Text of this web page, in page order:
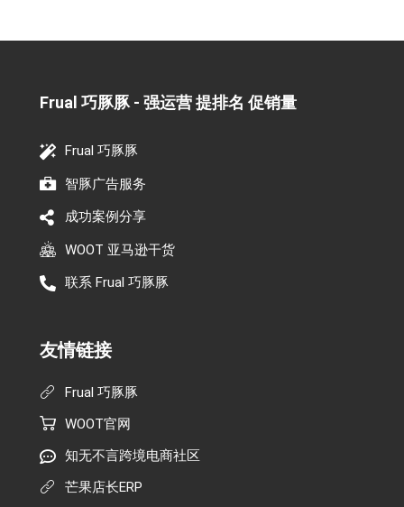
Frual 巧豚豚 - 强运营 提排名 促销量​
Frual 巧豚豚
智豚广告服务
成功案例分享
WOOT 亚马逊干货
联系 Frual 巧豚豚
友情链接
Frual 巧豚豚
WOOT官网
知无不言跨境电商社区
芒果店长ERP